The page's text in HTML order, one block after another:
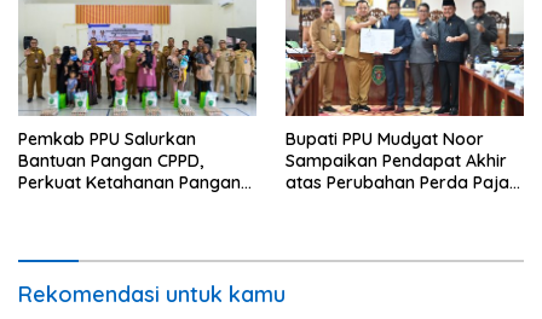
Pemkab PPU Salurkan
Bantuan Pangan CPPD,
Perkuat Ketahanan Pangan
Bupati PPU Mudyat Noor
Sampaikan Pendapat Akhir
atas Perubahan Perda Pajak
Rekomendasi untuk kamu